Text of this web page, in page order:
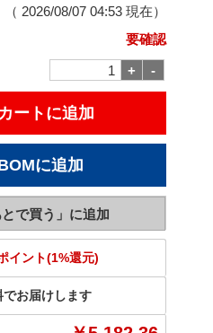
（ 2026/08/07 04:53 現在）
要確認
イント(1%還元)
でお届けします